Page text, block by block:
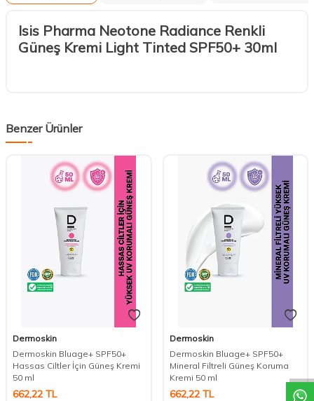
Isis Pharma Neotone Radiance Renkli
Güneş Kremi Light Tinted SPF50+ 30ml
Benzer Ürünler
Dermoskin
Dermoskin Bluage+ SPF50+
Hassas Ciltler İçin Güneş Kremi
50 ml
662,22 TL
Dermoskin
Dermoskin Bluage+ SPF50+
Mineral Filtreli Güneş Koruma
Kremi 50 ml
662,22TL